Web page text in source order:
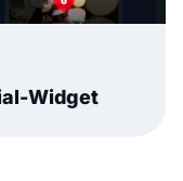
Widget